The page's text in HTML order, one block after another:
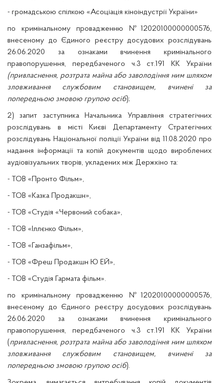
- громадською спілкою «Асоціація кіноіндустрії України»
по кримінальному провадженню №12020100000000576,
внесеному до Єдиного реєстру досудових розслідувань
26.06.2020 за ознаками вчинення кримінального
правопорушення, передбаченого ч.3 ст.191 КК України
(привласнення, розтрата майна або заволодіння ним шляхом
зловживання службовим становищем, вчинені за
попередньою змовою групою осіб);
2) запит заступника Начальника Управління стратегічних
розслідувань в місті Києві Департаменту Стратегічних
розслідувань Національної поліції України від 11.08.2020 про
надання інформації та копій документів щодо вироблених
аудіовізуальних творів, укладених між Держкіно та:
- ТОВ «Пронто Фільм»,
- ТОВ «Казка Продакшн»,
- ТОВ «Студія «Червоний собака»,
- ТОВ «Іллєнко Фільм»,
- ТОВ «Ганзафільм»,
- ТОВ «Фреш Продакшн Ю ЕЙ»,
- ТОВ «Студія Гармата фільм».
по кримінальному провадженню №12020100000000576,
внесеному до Єдиного реєстру досудових розслідувань
26.06.2020 за ознаками вчинення кримінального
правопорушення, передбаченого ч.3 ст.191 КК України
(привласнення, розтрата майна або заволодіння ним шляхом
зловживання службовим становищем, вчинені за
попередньою змовою групою осіб).